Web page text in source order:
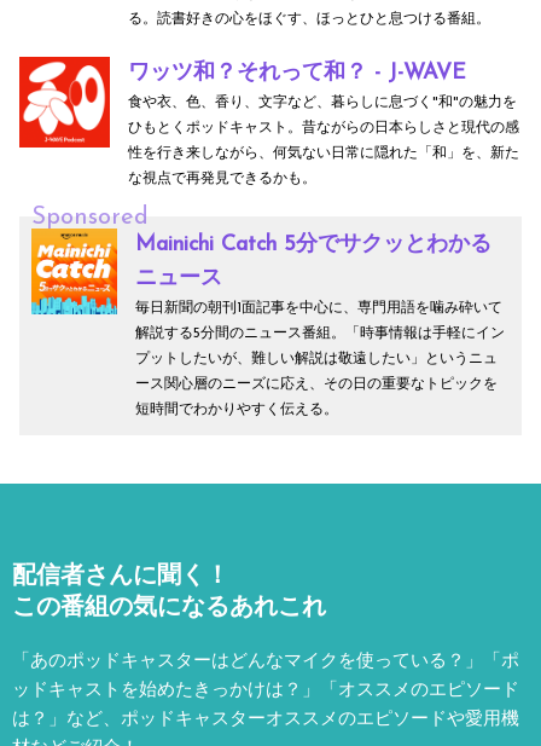
る。読書好きの心をほぐす、ほっとひと息つける番組。
ワッツ和？それって和？ - J-WAVE
食や衣、色、香り、文字など、暮らしに息づく"和"の魅力を
ひもとくポッドキャスト。昔ながらの日本らしさと現代の感
性を行き来しながら、何気ない日常に隠れた「和」を、新た
な視点で再発見できるかも。
Sponsored
Mainichi Catch 5分でサクッとわかる
ニュース
毎日新聞の朝刊1面記事を中心に、専門用語を噛み砕いて
解説する5分間のニュース番組。「時事情報は手軽にイン
プットしたいが、難しい解説は敬遠したい」というニュ
ース関心層のニーズに応え、その日の重要なトピックを
短時間でわかりやすく伝える。
配信者さんに聞く！
この番組の気になるあれこれ
「あのポッドキャスターはどんなマイクを使っている？」「ポ
ッドキャストを始めたきっかけは？」「オススメのエピソード
は？」など、 ポッドキャスターオススメのエピソードや愛用機